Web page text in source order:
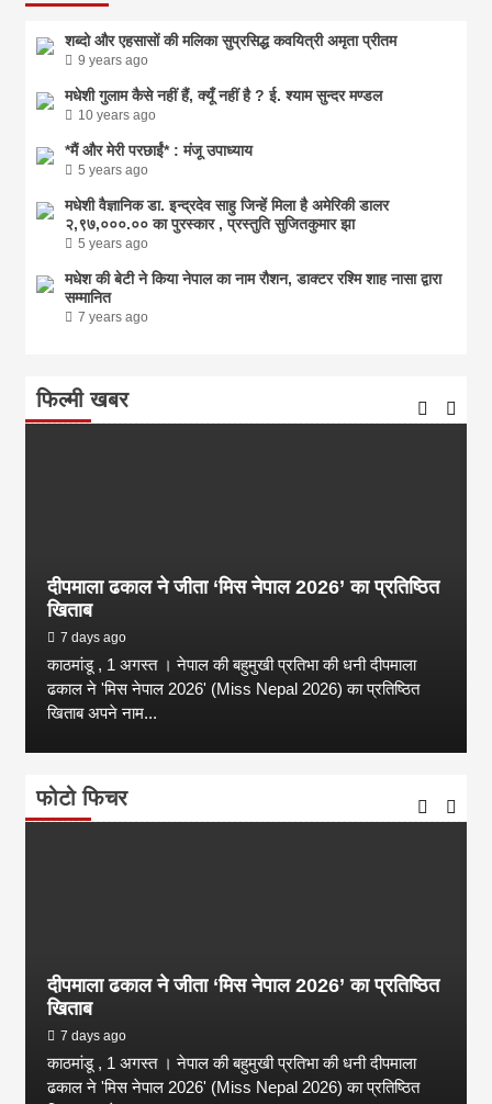
शब्दो और एहसासों की मलिका सुप्रसिद्ध कवयित्री अमृता प्रीतम
9 years ago
मधेशी गुलाम कैसे नहीं हैं, क्यूँ नहीं है ? ई. श्याम सुन्दर मण्डल
10 years ago
*मैं और मेरी परछाईं* : मंजू उपाध्याय
5 years ago
मधेशी वैज्ञानिक डा. इन्द्रदेव साहु जिन्हें मिला है अमेरिकी डालर
२,९७,०००.०० का पुरस्कार , प्रस्तुति सुजितकुमार झा
5 years ago
मधेश की बेटी ने किया नेपाल का नाम राैशन, डाक्टर रश्मि शाह नासा द्वारा
सम्मानित
7 years ago
फिल्मी खबर
दीपमाला ढकाल ने जीता ‘मिस नेपाल 2026’ का प्रतिष्ठित
खिताब
7 days ago
काठमांडू , 1 अगस्त । नेपाल की बहुमुखी प्रतिभा की धनी दीपमाला
ढकाल ने 'मिस नेपाल 2026' (Miss Nepal 2026) का प्रतिष्ठित
खिताब अपने नाम...
फोटो फिचर
दीपमाला ढकाल ने जीता ‘मिस नेपाल 2026’ का प्रतिष्ठित
खिताब
7 days ago
काठमांडू , 1 अगस्त । नेपाल की बहुमुखी प्रतिभा की धनी दीपमाला
ढकाल ने 'मिस नेपाल 2026' (Miss Nepal 2026) का प्रतिष्ठित